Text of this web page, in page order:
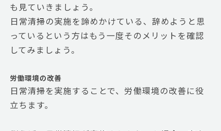
も見ていきましょう。
日常清掃の実施を諦めかけている、辞めようと思
っているという方はもう一度そのメリットを確認
してみましょう。
労働環境の改善
日常清掃を実施することで、労働環境の改善に役
立ちます。